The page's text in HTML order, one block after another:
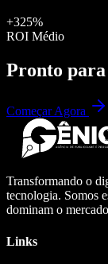
+325%
ROI Médio
Pronto
Começar Agora
Transformando o
tecnologia. Somos
dominam o
Links